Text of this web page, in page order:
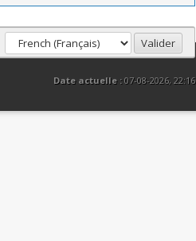
Date actuelle :07-08-2026, 22:16